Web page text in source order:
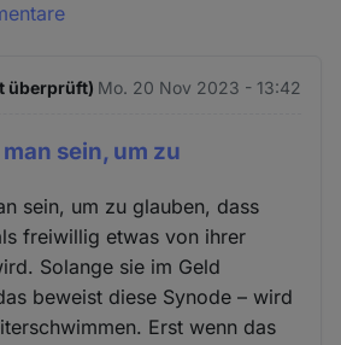
überprüft) Mo. 20 Nov 2023 - 13:42
sein, um zu
sein, um zu glauben, dass
freiwillig etwas von ihrer
Solange sie im Geld
beweist diese Synode – wird
Erst wenn das